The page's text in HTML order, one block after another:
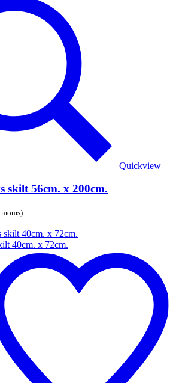
Quickview
skilt 56cm. x 200cm.
40cm. x 72cm.